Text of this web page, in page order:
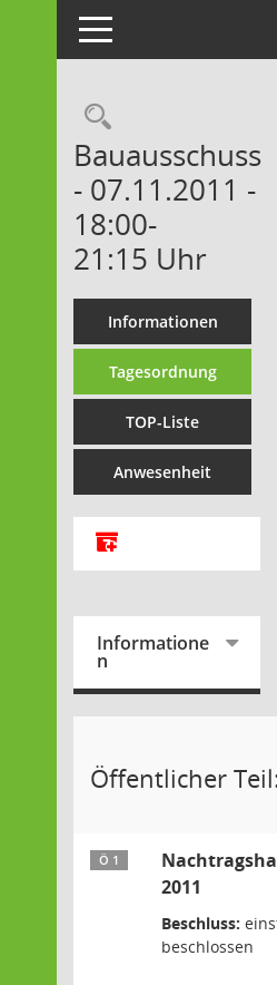
Toggle navigation
Bauausschuss
- 07.11.2011 -
18:00-
21:15 Uhr
Informationen
Tagesordnung
TOP-Liste
Anwesenheit
Alle Dokumente zu
Informatione
n
Öffentlicher
Ö 1
2011
Beschluss:
beschlossen